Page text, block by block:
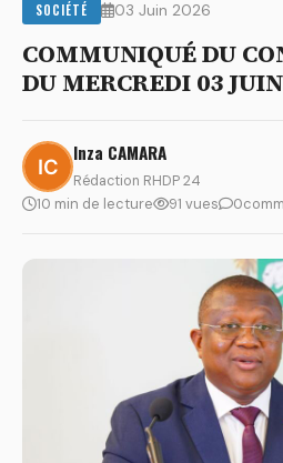
SOCIÉTÉ 03 Juin 2026
COMMUNIQUÉ DU
DU MERCREDI 03
Inza CAMARA
Rédaction RHDP 24
10 min de lecture 91 vues 0